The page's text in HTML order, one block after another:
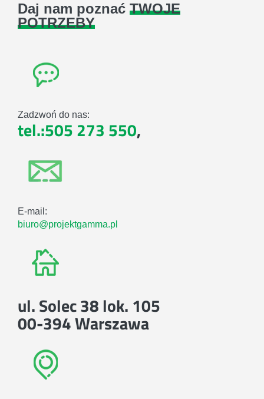
Daj nam poznać TWOJE
POTRZEBY
Zadzwoń do nas:
tel.:505 273 550,
E-mail:
biuro@projektgamma.pl
ul. Solec 38 lok. 105
00-394 Warszawa